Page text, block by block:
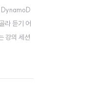
DynamoD
라 듣기 어
강의 세션